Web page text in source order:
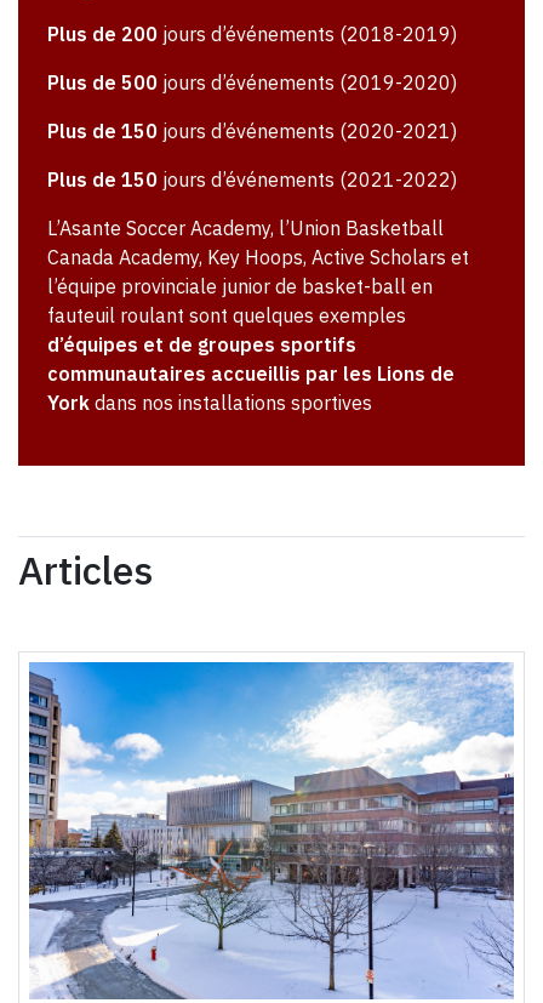
Plus de 200 jours d’événements (2018-2019)
Plus de 500 jours d’événements (2019-2020)
Plus de 150 jours d’événements (2020-2021)
Plus de 150 jours d’événements (2021-2022)
L’Asante Soccer Academy, l’Union Basketball
Canada Academy, Key Hoops, Active Scholars et
l’équipe provinciale junior de basket-ball en
fauteuil roulant sont quelques exemples
d’équipes et de groupes sportifs
communautaires accueillis par les Lions de
York dans nos installations sportives
Articles